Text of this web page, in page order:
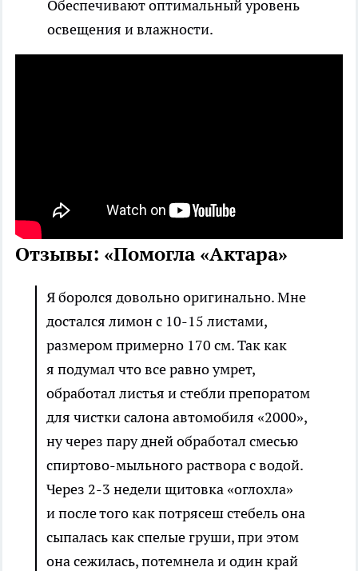
Обеспечивают оптимальный уровень
освещения и влажности.
Отзывы: «Помогла «Актара»
Я боролся довольно оригинально. Мне
достался лимон с 10-15 листами,
размером примерно 170 см. Так как
я подумал что все равно умрет,
обработал листья и стебли препоратом
для чистки салона автомобиля «2000»,
ну через пару дней обработал смесью
спиртово-мыльного раствора с водой.
Через 2-3 недели щитовка «оглохла»
и после того как потрясеш стебель она
сыпалась как спелые груши, при этом
она сежилась, потемнела и один край